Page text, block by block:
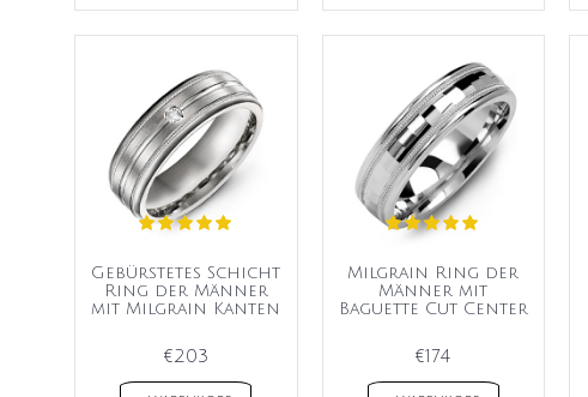
Gebürstetes Schicht
Ring der Männer
mit Milgrain Kanten
€203
Milgrain Ring der
Männer mit
Baguette Cut Center
€174